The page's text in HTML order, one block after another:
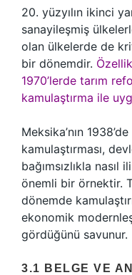
20. yüzyılın ikinci
sanayileşmiş
olan ülkelerde de
bir dönemdir.
1970’lerde tarım
kamulaştırma ile
Meksika’nın
kamulaştırması,
bağımsızlıkla
önemli bir örnektir.
dönemde
ekonomik
gördüğünü savunur.
3.1 BELGE VE